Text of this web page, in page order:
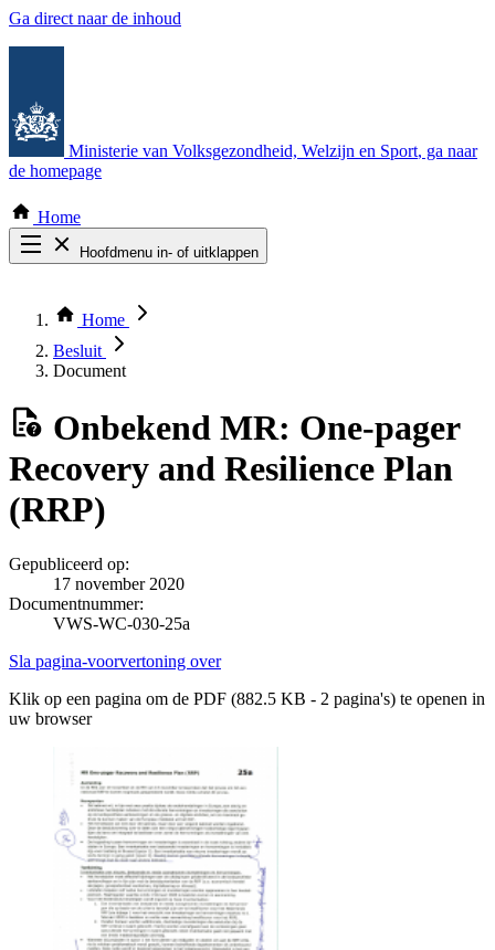
Ga direct naar de inhoud
Ministerie van Volksgezondheid, Welzijn en Sport, ga naar
de homepage
Home
Hoofdmenu in- of uitklappen
Thema COVID-19
Bekijk per bestuursorgaan
Home
Besluit
Document
Onbekend MR: One-pager
Recovery and Resilience Plan
(RRP)
Gepubliceerd op:
17 november 2020
Documentnummer:
VWS-WC-030-25a
Sla pagina-voorvertoning over
Klik op een pagina om de PDF (882.5 KB - 2 pagina's) te openen in
uw browser